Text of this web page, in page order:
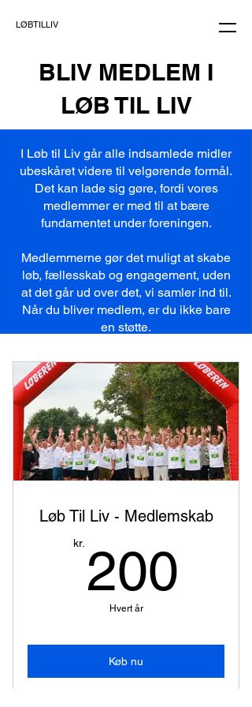
LØBTILLIV
BLIV MEDLEM I
LØB TIL LIV
I Løb til Liv går alle indsamlede midler
ubeskåret videre til velgørende formål.
Det kan lade sig gøre, fordi vores
medlemmer er med til at bære
fundamentet under foreningen.
Medlemmerne gør det muligt at skabe
løb, fællesskab og engagement, uden
at det går ud over det, vi samler ind til.
Når du bliver medlem, er du ikke bare
en støtte.
og sikre, at endnu mere kan gives
videre.
Løb Til Liv - Medlemskab
kr. 200
Hvert år
Køb nu